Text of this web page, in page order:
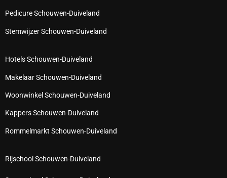
Pedicure Schouwen-Duiveland
Stemwijzer Schouwen-Duiveland
Hotels Schouwen-Duiveland
Makelaar Schouwen-Duiveland
Woonwinkel Schouwen-Duiveland
Kappers Schouwen-Duiveland
Rommelmarkt Schouwen-Duiveland
Rijschool Schouwen-Duiveland